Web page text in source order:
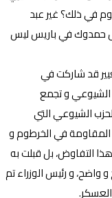
في ذلك؟ غير عبد
حمدوك في باريس ليس
قد شاركت في
و تجمع
الشيوعي التي
في الخرطوم و
التفاوض، بل قبلت به
واضح، و رئيس الوزراء تم